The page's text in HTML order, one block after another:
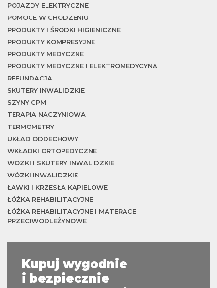
POJAZDY ELEKTRYCZNE
POMOCE W CHODZENIU
PRODUKTY I ŚRODKI HIGIENICZNE
PRODUKTY KOMPRESYJNE
PRODUKTY MEDYCZNE
PRODUKTY MEDYCZNE I ELEKTROMEDYCYNA
REFUNDACJA
SKUTERY INWALIDZKIE
SZYNY CPM
TERAPIA NACZYNIOWA
TERMOMETRY
UKŁAD ODDECHOWY
WKŁADKI ORTOPEDYCZNE
WÓZKI I SKUTERY INWALIDZKIE
WÓZKI INWALIDZKIE
ŁAWKI I KRZESŁA KĄPIELOWE
ŁÓŻKA REHABILITACYJNE
ŁÓŻKA REHABILITACYJNE I MATERACE
PRZECIWODLEŻYNOWE
Kupuj wygodnie
i bezpiecznie